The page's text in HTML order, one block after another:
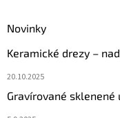
Novinky
Keramické drezy –
20.10.2025
Gravírované sklenené